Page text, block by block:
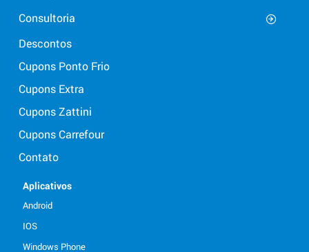
Consultoria
Descontos
Cupons Ponto Frio
Cupons Extra
Cupons Zattini
Cupons Carrefour
Contato
Aplicativos
Android
IOS
Windows Phone